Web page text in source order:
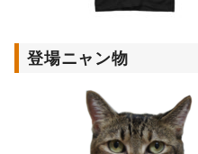
登場ニャン物